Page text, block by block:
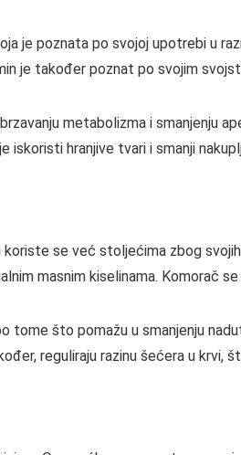
je poznata po svojoj upotrebi u
je također poznat po svojim
metabolizma i smanjenju
iskoristi hranjive tvari i smanji
se već stoljećima zbog
masnim kiselinama. Komorač
tome što pomažu u smanjenju
reguliraju razinu šećera u krvi,